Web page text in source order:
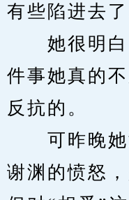
有些陷进去
她很明白
件事她真的
反抗的。
可昨晚她
谢渊的愤怒